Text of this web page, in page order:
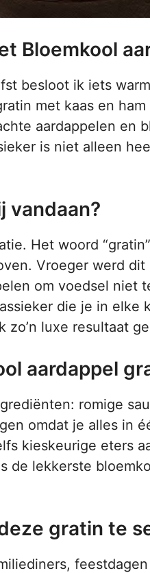
Bloemkool
besloot ik iets
met kaas en
aardappelen en
is niet alleen
vandaan?
Het woord
Vroeger werd
om voedsel niet
die je in elke
zo’n luxe resultaat
aardappel
romige
omdat je alles in
kieskeurige eters
de lekkerste
gratin te